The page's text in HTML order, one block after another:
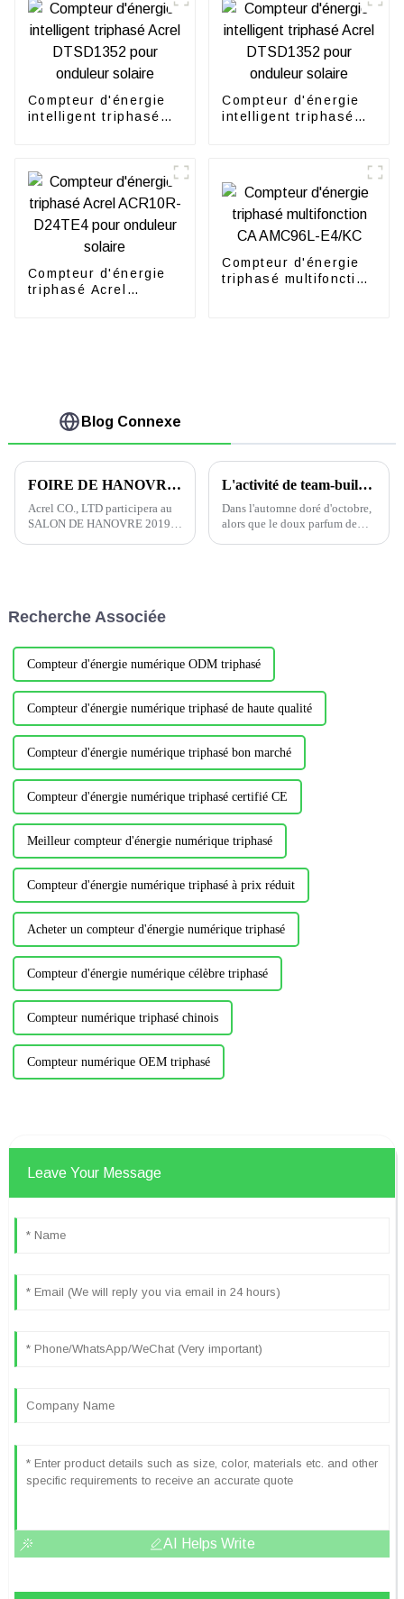
Compteur d'énergie
intelligent triphasé
Compteur d'énergie
intelligent triphasé
Compteur d'énergie
triphasé Acrel
Compteur d'énergie
triphasé multifonction
Blog Connexe
FOIRE DE HANOVRE 2019
Acrel CO., LTD participera au
SALON DE HANOVRE 2019
stand…
L'activité de team-building de Jiangyin E-commerce a été menée à bien
Dans l'automne doré d'octobre,
alors que le doux parfum de
Recherche Associée
Compteur d'énergie numérique ODM triphasé
Compteur d'énergie numérique triphasé de haute qualité
Compteur d'énergie numérique triphasé bon marché
Compteur d'énergie numérique triphasé certifié CE
Meilleur compteur d'énergie numérique triphasé
Compteur d'énergie numérique triphasé à prix réduit
Acheter un compteur d'énergie numérique triphasé
Compteur d'énergie numérique célèbre triphasé
Compteur numérique triphasé chinois
Compteur numérique OEM triphasé
Leave Your Message
AI Helps Write